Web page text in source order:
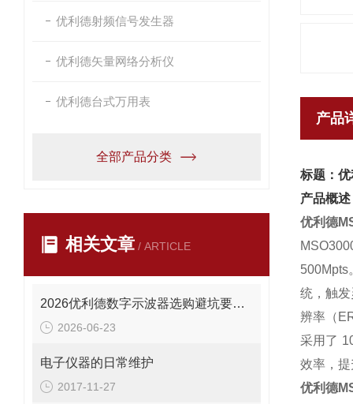
优利德射频信号发生器
优利德矢量网络分析仪
优利德台式万用表
全部产品分类
相关文章 / ARTICLE
2026优利德数字示波器选购避坑要点：这些错误别再犯
2026-06-23
电子仪器的日常维护
2017-11-27
产品
标题：
产品概述
优利德
500Mpts
统，触
辨率（
采用了
效率，
优利德